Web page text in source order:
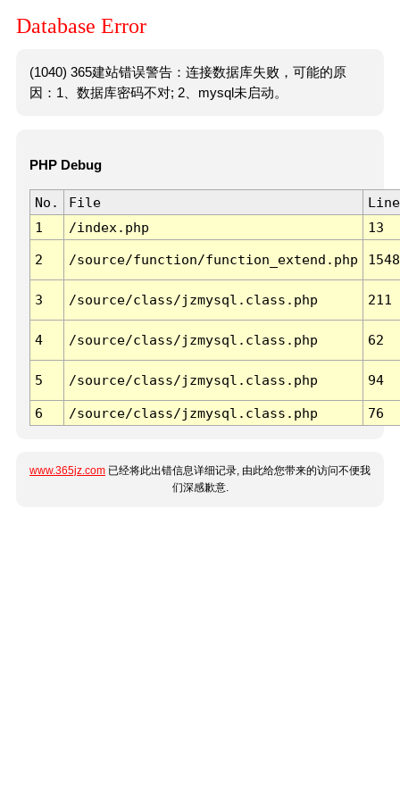
Database Error
(1040) 365建站错误警告：连接数据库失败，可能的原
因：1、数据库密码不对; 2、mysql未启动。
PHP Debug
No. File
Line
1
/index.php 13
2 /source/function/function_extend.php 1548
3 /source/class/jzmysql.class.php 211
4 /source/class/jzmysql.class.php 62
5 /source/class/jzmysql.class.php 94
6 /source/class/jzmysql.class.php 76
www.365jz.com 已经将此出错信息详细记录, 由此给您带来的访问不便我
们深感歉意.